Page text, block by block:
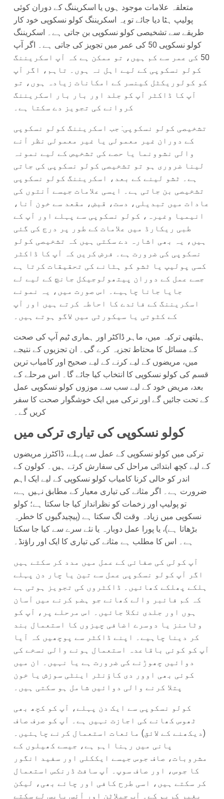
متعلقہ علامات موجود ہوں یا اسکریننگ کے دوران کوئی
پولیپ ہٹا دیا جائے تو یہ اسکریننگ کولو نسکوپی خود کار
طریقے سے تشخیصی کولو نسکوپی بن جاتی ہے۔ اسکریننگ
کولو نسکوپی 50 کی عمر میں تجویز کی جاتی ہے۔ اگر آپ
50 کی عمر سے کم ہیں، تو ممکن ہے کہ آپ اسکریننگ
کولو نسکوپی کے لیے اہل نہ ہوں۔ تاہم، اگر آپ
کو کولوریکٹل کینسر کے امکانات زیادہ ہوں، تو
آپ کا ڈاکٹر آپ کو جلد اور بار بار اسکریننگ
کروانے کی تجویز دے سکتا ہے۔
تشخیصی کولو نسکوپی: جب اسکریننگ کولو نسکوپی
کے دوران غیر معمولی یا غیر معمولی نظر آنے
والی نشوونما یا حصے کی تشخیص کے لیے نمونہ
لینا ضروری ہو تو تشخیصی کولو نسکوپی کی جاتی
ہے۔ ٹشو لینے کے بعد، اسکریننگ کولو نسکوپی
تشخیصی بن جاتی ہے۔ ایسی علامات جیسے آنتوں کی
عادات میں تبدیلی، دست، قبض، مقعد سے خون آنا،
انیمیا وغیرہ، کولو نسکوپی سے پہلے اور آپ کے
طبی ریکارڈ میں علامات کے طور پر درج کی گئی
ہیں، یہ بھی اشارہ دے سکتی ہیں کہ تشخیصی کولو
نسکوپی کی ضرورت ہے۔ فرض کریں کہ آپ کا ڈاکٹر
کسی پولیپ یا ٹشو کو ہٹانے کی تحقیقات کرتا ہے
جسے عمل کے دوران پیتھولوجیکل جانچ کے لیے لے
جایا جانا چاہیے۔ اس صورت میں، یہ نمونے
اسکریننگ کے فائدے کا احاطہ کرتے ہیں اور آپ
کے کٹوتی یا سیکورٹی میں لاگو ہوتے ہیں۔
ہیلتھی ترکیہ میں، ماہر ڈاکٹر اور ہماری ٹیم آپ کی صحت
کے مسائل کا محتاط تجزیہ کرے گی۔ ان تجزیوں کے نتیجے
میں، مریضوں کے لیے کرنے کے لیے صحیح اور کامیاب ترین
قسم کی کولو نسکوپی کا انتخاب کیا جائے گا۔ اس مرحلے کے
بعد، مریض خود کے لیے سب سے موزوں کولو نسکوپی عمل
کے تحت جائیں گے اور ترکی میں ایک خوشگوار صحت کا سفر
کریں گے۔
کولو نسکوپی کی تیاری ترکی میں
ترکی میں کولو نسکوپی کے عمل سے پہلے، ڈاکٹرز مریضوں
کے لیے کچھ ابتدائی مراحل کی سفارش کرتے ہیں۔ کولون کے
اندر کو خالی کرنا کامیاب کولو نسکوپی کے لیے ایک اہم
ضرورت ہے۔ اگر مثانے کی تیاری معیار کے مطابق نہیں ہے،
تو پولیپ اور زخمات کو نظرانداز کیا جا سکتا ہے؛ کولو
نسکوپی میں زیادہ وقت لگ سکتا ہے (پیچیدگیوں کا خطرہ
بڑھاتا ہے)، یا پورا عمل دوبارہ یا نئے سرے سے کیا جا سکتا
ہے۔ اس کا مطلب ہے مثانے کی تیاری کا ایک اور راؤنڈ۔
آپ کولی کی صفائی کے عمل میں مدد کر سکتے ہیں
اگر آپ کولو نسکوپی عمل سے تین یا چار دن پہلے
ہلکے پھلکے کھائیں۔ ڈاکٹروں کی تجویز ہوتی ہے
کہ کم فائبر والے کھانے جو ہضم کرنے میں آسان
ہوں اور جلدی نکلا جائیں۔ اس مرحلے پر، آپ کو
وٹامنز یا دوسرے اضافی چیزوں کا استعمال بند
کر دینا چاہیے۔ اپنے ڈاکٹر سے پوچھیں کہ آیا
آپ کو کوئی باقاعدہ استعمال ہونے والی نسخے کی
دوائیں چھوڑنے کی ضرورت ہے یا نہیں۔ ان میں
کوئی بھی اوور دی کاؤنٹر اینٹی سوزش یا خون
پتلا کرنے والی دوائیں شامل ہو سکتی ہیں۔
کولو نسکوپی سے ایک دن پہلے، آپ کو کچھ بھی
ٹھوس کھانے کی اجازت نہیں ہے۔ آپ کو صرف صاف
(دیکھنے کے لائق) مائعات استعمال کرنے چاہئیں۔
پانی میں رہنا اہم ہے، جیسے کھیلوں کے
مشروبات، صاف جوس جیسے ایککلی اور سفید انگور
کا جوس، اور صاف سوپ۔ آپ سافٹ ڈرنکس استعمال
کر سکتے ہیں، اسی طرح کافی اور چائے بھی، لیکن
بغیر کریم کے۔ آپ جیلاٹن اور آئس پاپس لے سکتے